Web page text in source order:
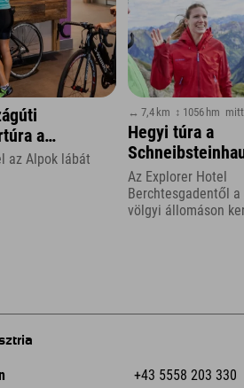
a
régióban
az Alpok lábát
↔ 7,4 km ↕ 1056 hm
Hegyi túra a
Az Explorer Hotel
Berchtesgadentől a
völgyi állomáson
+43 5558 203 330